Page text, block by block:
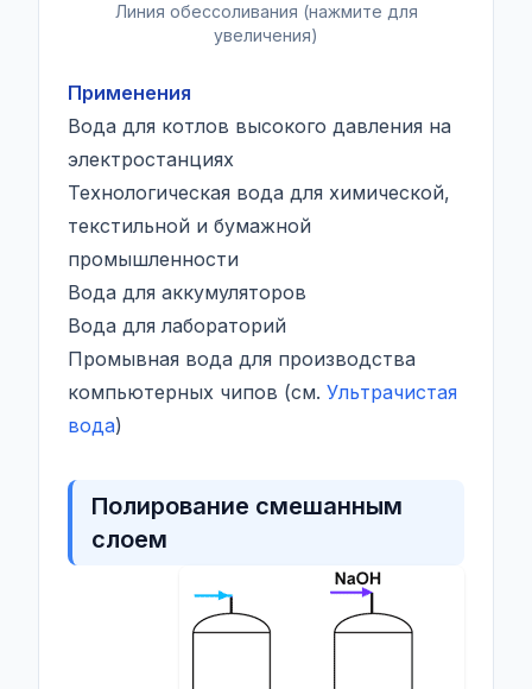
Линия обессоливания (нажмите для
увеличения)
Применения
Вода для котлов высокого давления на
электростанциях
Технологическая вода для химической,
текстильной и бумажной
промышленности
Вода для аккумуляторов
Вода для лабораторий
Промывная вода для производства
компьютерных чипов (см. Ультрачистая
вода)
Полирование смешанным
слоем